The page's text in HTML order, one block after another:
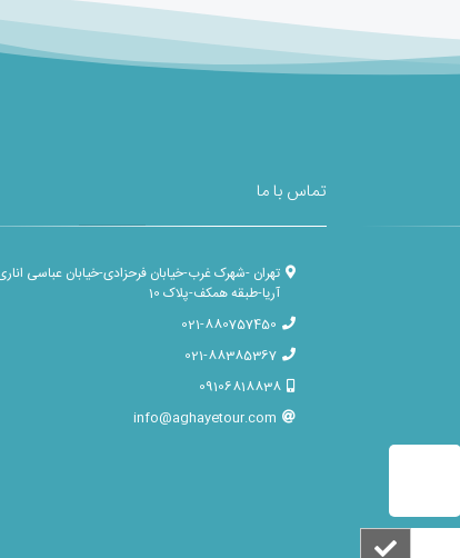
تماس با ما
تهران -شهرک غرب-خیابان فرحزادی-خیابان عباسی
آریا-طبقه همکف-پلاک 10
021-880757450
021-88385367
09106818838
info@aghayetour.com